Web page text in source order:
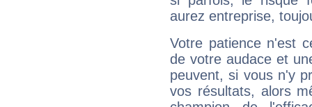
aurez entreprise,
Votre patience n'est
de votre audace et
peuvent, si vous n'y
vos résultats, alors